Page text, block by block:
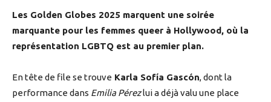
Les Golden Globes 2025 marquent une soirée
marquante pour les femmes queer à Hollywood, où la
représentation LGBTQ est au premier plan.
En tête de file se trouve Karla Sofía Gascón, dont la
performance dans Emilia Pérezlui a déjà valu une place